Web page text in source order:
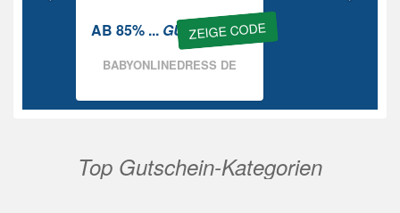
ZEIGE CODE
AB 85% ... GUTSCHEIN
BABYONLINEDRESS DE
Top Gutschein-Kategorien